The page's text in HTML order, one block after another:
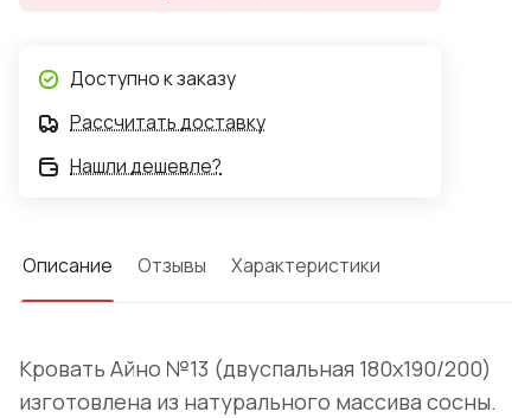
Доступно к заказу
Рассчитать доставку
Нашли дешевле?
Описание Отзывы Характеристики
Кровать Айно №13 (двуспальная 180x190/200)
изготовлена из натурального массива сосны.